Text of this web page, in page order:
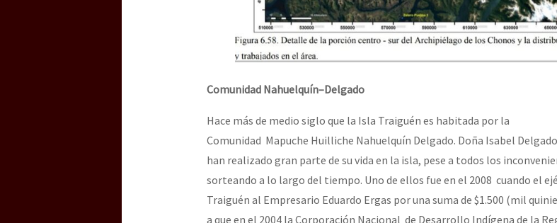
Comunidad Nahuelquín–Delgado
Hace más de medio siglo que la Isla Traiguén es habitada por la
Comunidad Mapuche Huilliche Nahuelquín Delgado. Doña Isabel
han realizado gran parte de su vida en la isla, pese a todos los
sorteando a lo largo del tiempo. Uno de ellos fue en el 2008 cuando el
Traiguén al Empresario Eduardo Ergas por una suma de $1.500 (mil
a que en el 2004 la Corporación Nacional de Desarrollo Indígena de la